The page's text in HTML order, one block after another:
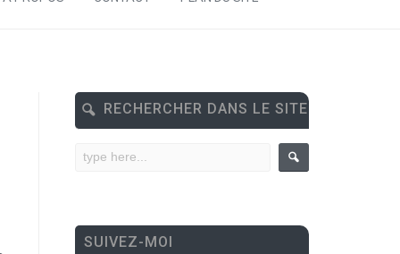
RECHERCHER DANS LE SITE
SUIVEZ-MOI